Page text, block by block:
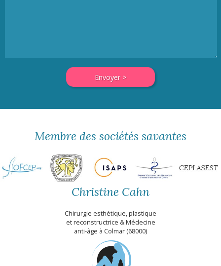
Membre des sociétés savantes
Christine Cahn
Chirurgie esthétique, plastique
et reconstructrice & Médecine
anti-âge à Colmar (68000)